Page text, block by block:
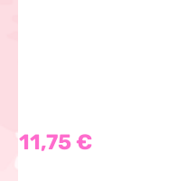
Regulärer Preis:
11,75 €